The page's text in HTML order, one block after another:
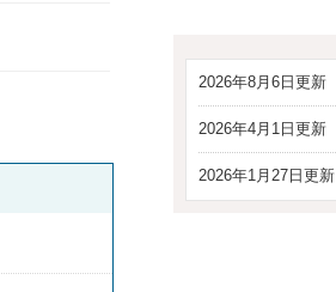
2026年8月6日更新
2026年4月1日更新
2026年1月27日更新